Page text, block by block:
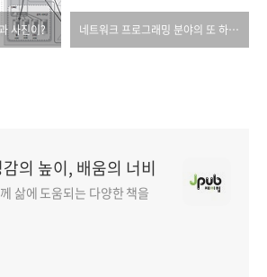
사진이? 네트워크 프로그래밍 분야의 또 하나의 필독서!
의 높이, 배움의 너비
삶에 도움되는 다양한 책을